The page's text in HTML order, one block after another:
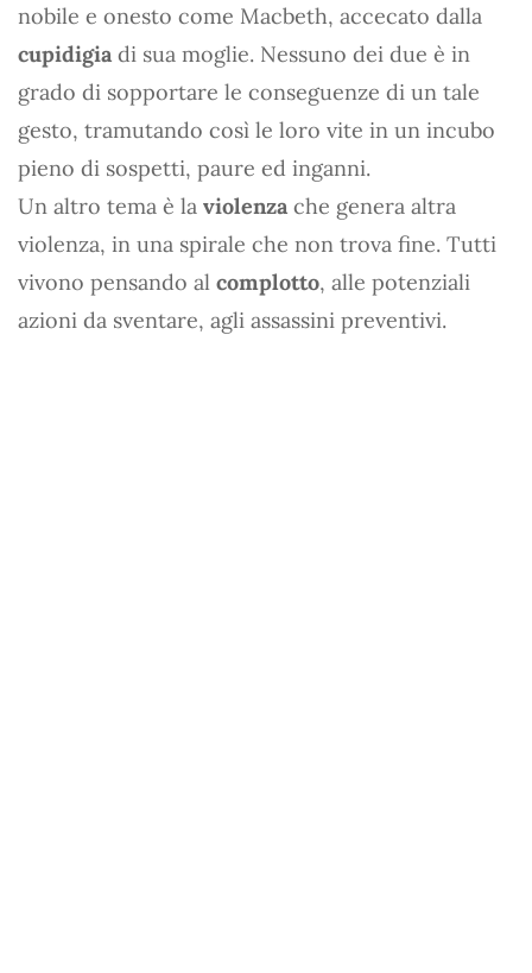
nobile e onesto come Macbeth, accecato dalla
cupidigia di sua moglie. Nessuno dei due è in
grado di sopportare le conseguenze di un tale
gesto, tramutando così le loro vite in un incubo
pieno di sospetti, paure ed inganni.
Un altro tema è la violenza che genera altra
violenza, in una spirale che non trova fine. Tutti
vivono pensando al complotto, alle potenziali
azioni da sventare, agli assassini preventivi.